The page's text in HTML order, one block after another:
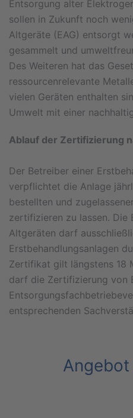
Entsorgung alter
sollen in Zukunft noch
Altgeräte (EAG) entsorgt
gesammelt und
Des Weiteren hat das
ressourcenrelevante
vielen Geräten enthalten
Umwelt mit einer
Ablauf der Zertifizierung
Der Betreiber einer
verpflichtet die Anlage
bestellten und
zertifizieren zu lassen. Die
Altgeräten darf
Erstbehandlungsanlagen
Zertifikat gilt längstens 18
darf die Zertifizierung von
entsprechenden